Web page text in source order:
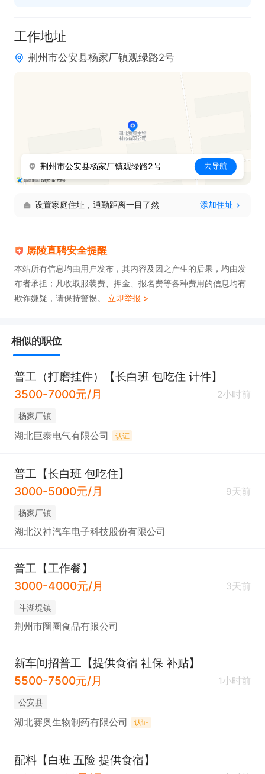
4. 设有孝心基金、工龄补贴、夜餐补助、高温补贴
等。
工作地址
荆州市公安县杨家厂镇观绿路2号
荆州市公安县杨家厂镇观绿路2号 去导航
设置家庭住址，通勤距离一目了然 添加住址
孱陵直聘安全提醒
本站所有信息均由用户发布，其内容及因之产生的后果，均由发
布者承担；凡收取服装费、押金、报名费等各种费用的信息均有
欺诈嫌疑，请保持警惕。 立即举报 >
相似的职位
普工（打磨挂件）【长白班 包吃住 计件】
3500-7000元/月
2小时前
杨家厂镇
湖北巨泰电气有限公司 认证
普工【长白班 包吃住】
3000-5000元/月
9天前
杨家厂镇
湖北汉神汽车电子科技股份有限公司
普工【工作餐】
3000-4000元/月
3天前
斗湖堤镇
荆州市圈圈食品有限公司
新车间招普工【提供食宿 社保 补贴】
5500-7500元/月
1小时前
公安县
湖北赛奥生物制药有限公司 认证
配料【白班 五险 提供食宿】